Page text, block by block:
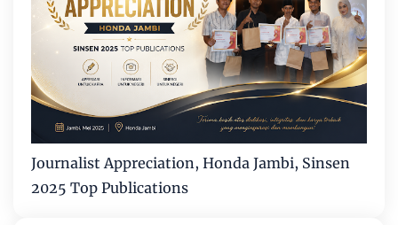
Journalist Appreciation, Honda Jambi, Sinsen
2025 Top Publications